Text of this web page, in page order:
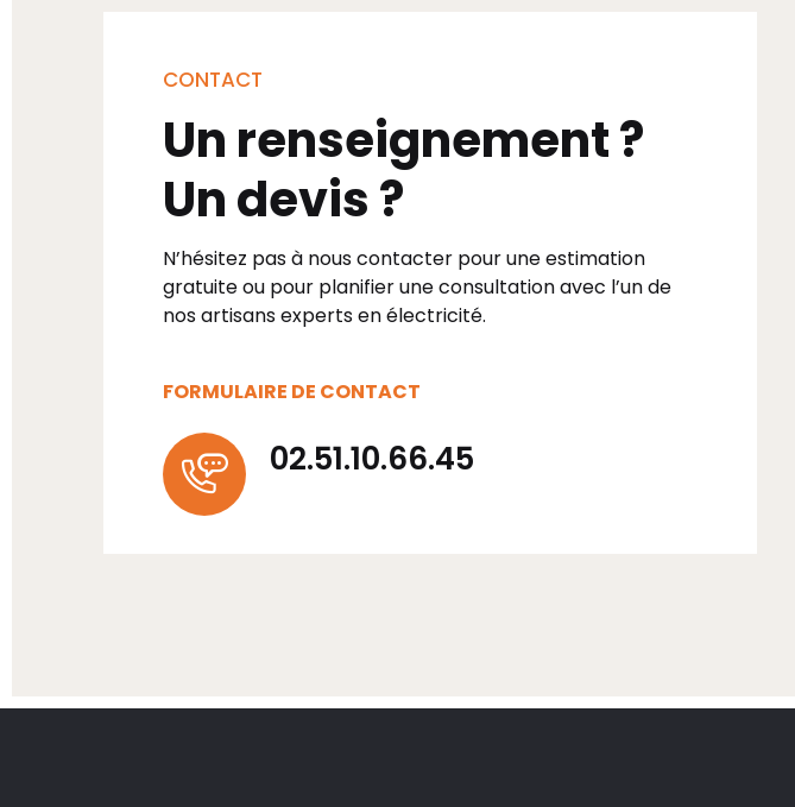
CONTACT
Un renseignement ?
Un devis ?
N’hésitez pas à nous contacter pour une estimation
gratuite ou pour planifier une consultation avec l’un de
nos artisans experts en électricité.
FORMULAIRE DE CONTACT
02.51.10.66.45